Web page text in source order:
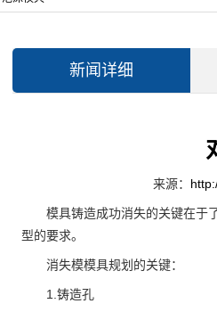
新闻详细
来源：
模具铸造成功消失的关键在于了
型的要求。
消失模模具规划的关键：
1.铸造孔